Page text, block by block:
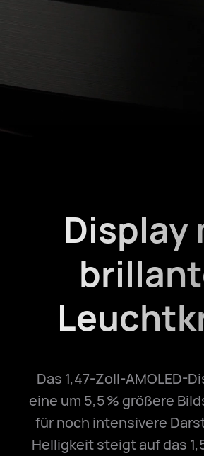
Display
Das 1,47-Zoll-AMOLED-
eine um 5,5 % größere
für noch intensivere
Helligkeit steigt auf das